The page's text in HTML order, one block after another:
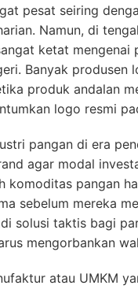
pesat seiring
Namun, di
ketat
Banyak produsen
produk andalan
logo resmi
pangan di era
agar modal
komoditas pangan
sebelum mereka
solusi taktis bagi
mengorbankan
atau UMKM